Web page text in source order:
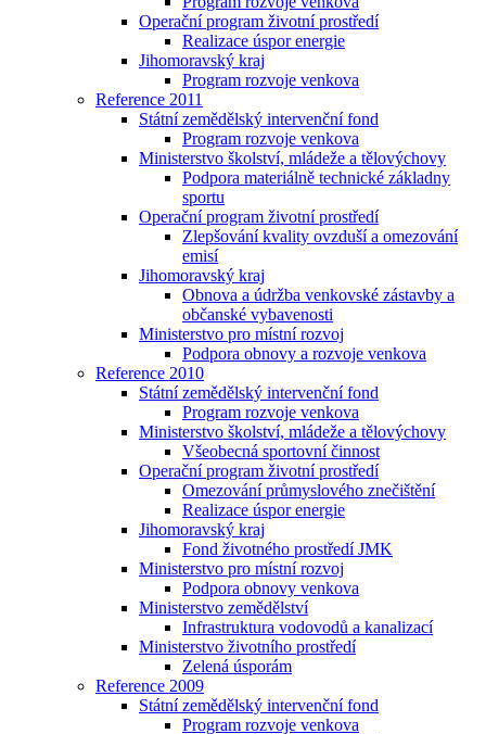
Operační program životní prostředí
Realizace úspor energie
Jihomoravský kraj
Program rozvoje venkova
Reference 2011
Státní zemědělský intervenční fond
Program rozvoje venkova
Ministerstvo školství, mládeže a tělovýchovy
Podpora materiálně technické základny
sportu
Operační program životní prostředí
Zlepšování kvality ovzduší a omezování
emisí
Jihomoravský kraj
Obnova a údržba venkovské zástavby a
občanské vybavenosti
Ministerstvo pro místní rozvoj
Podpora obnovy a rozvoje venkova
Reference 2010
Státní zemědělský intervenční fond
Program rozvoje venkova
Ministerstvo školství, mládeže a tělovýchovy
Všeobecná sportovní činnost
Operační program životní prostředí
Omezování průmyslového znečištění
Realizace úspor energie
Jihomoravský kraj
Fond životného prostředí JMK
Ministerstvo pro místní rozvoj
Podpora obnovy venkova
Ministerstvo zemědělství
Infrastruktura vodovodů a kanalizací
Ministerstvo životního prostředí
Zelená úsporám
Reference 2009
Státní zemědělský intervenční fond
Program rozvoje venkova